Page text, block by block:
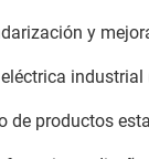
y
industrial
de productos